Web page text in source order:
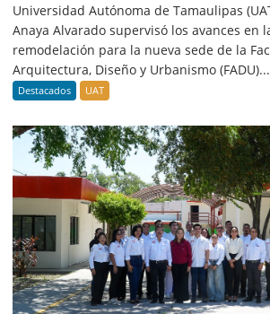
Universidad Autónoma de Tamaulipas
Anaya Alvarado supervisó los avances en
remodelación para la nueva sede de la
Arquitectura, Diseño y Urbanismo (FADU)...
Destacados UAT